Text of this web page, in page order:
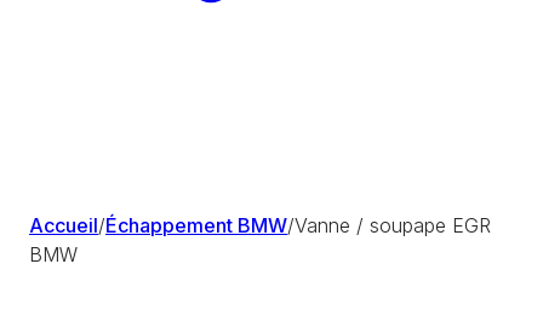
Accueil/Échappement BMW/Vanne / soupape EGR
BMW